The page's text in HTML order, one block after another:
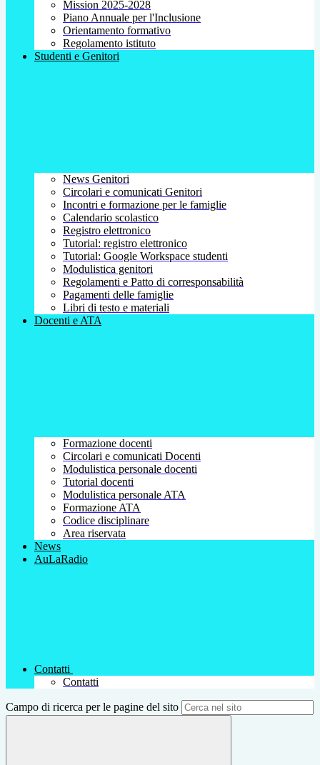
Mission 2025-2028
Piano Annuale per l'Inclusione
Orientamento formativo
Regolamento istituto
Studenti e Genitori
News Genitori
Circolari e comunicati Genitori
Incontri e formazione per le famiglie
Calendario scolastico
Registro elettronico
Tutorial: registro elettronico
Tutorial: Google Workspace studenti
Modulistica genitori
Regolamenti e Patto di corresponsabilità
Pagamenti delle famiglie
Libri di testo e materiali
Docenti e ATA
Formazione docenti
Circolari e comunicati Docenti
Modulistica personale docenti
Tutorial docenti
Modulistica personale ATA
Formazione ATA
Codice disciplinare
Area riservata
News
AuLaRadio
Contatti
Contatti
Campo di ricerca per le pagine del sito